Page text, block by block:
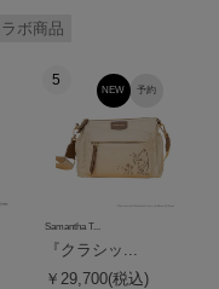
ラボ商品
5
予約
NEW
Samantha T...
『クラシッ...
￥29,700(税込)